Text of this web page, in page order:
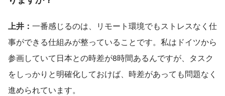
上井： 一番感じるのは、リモート環境でもストレスなく仕
事ができる仕組みが整っていることです。私はドイツから
参画していて日本との時差が8時間あるんですが、タスク
をしっかりと明確化しておけば、時差があっても問題なく
進められています。